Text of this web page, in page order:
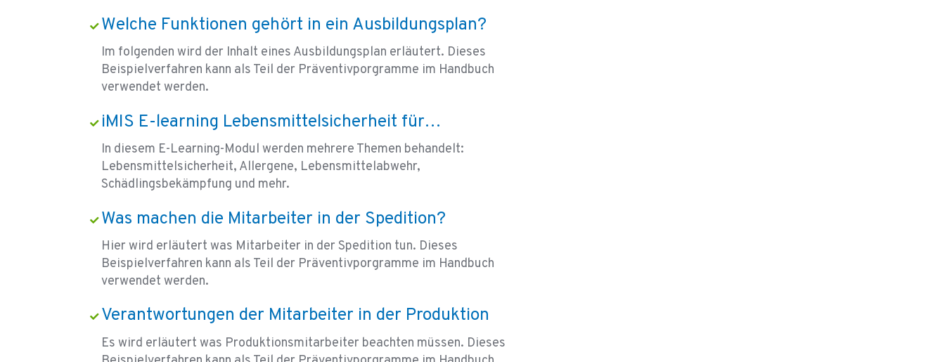
Welche Funktionen gehört in ein Ausbildungsplan?
Im folgenden wird der Inhalt eines Ausbildungsplan erläutert. Dieses
Beispielverfahren kann als Teil der Präventivporgramme im Handbuch
verwendet werden.
iMIS E-learning Lebensmittelsicherheit für…
In diesem E-Learning-Modul werden mehrere Themen behandelt:
Lebensmittelsicherheit, Allergene, Lebensmittelabwehr,
Schädlingsbekämpfung und mehr.
Was machen die Mitarbeiter in der Spedition?
Hier wird erläutert was Mitarbeiter in der Spedition tun. Dieses
Beispielverfahren kann als Teil der Präventivporgramme im Handbuch
verwendet werden.
Verantwortungen der Mitarbeiter in der Produktion
Es wird erläutert was Produktionsmitarbeiter beachten müssen. Dieses